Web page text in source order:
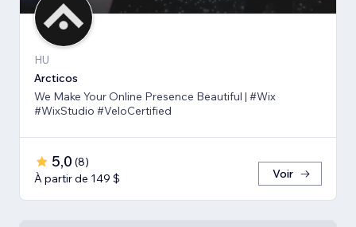
HU
Arcticos
We Make Your Online Presence Beautiful | #Wix
#WixStudio #VeloCertified
5,0 (8)
À partir de 149 $
Voir